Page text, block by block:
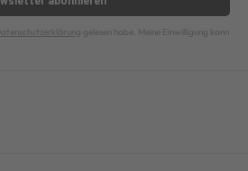
gelesen habe. Meine Einwilligung kann